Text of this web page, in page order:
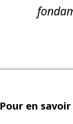
Pour en